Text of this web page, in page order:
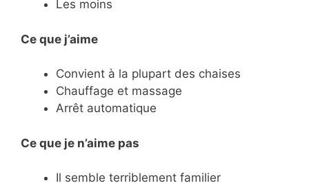
Les moins
Ce que j’aime
Convient à la plupart des chaises
Chauffage et massage
Arrêt automatique
Ce que je n’aime pas
Il semble terriblement familier